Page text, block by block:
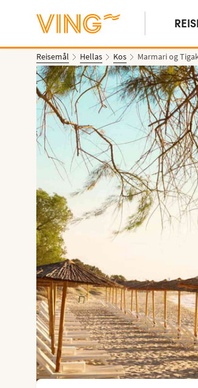
Reisemål Hellas Kos Marmari og
Vis bilder